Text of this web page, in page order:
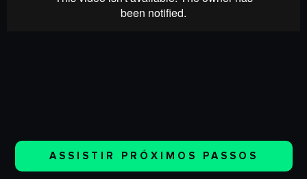
ASSISTIR PRÓXIMOS PASSOS